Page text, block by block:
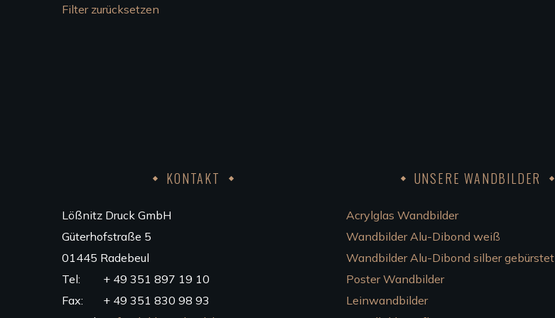
Filter zurücksetzen
KONTAKT
Lößnitz Druck GmbH
Güterhofstraße 5
01445 Radebeul
Tel: + 49 351 897 19 10
Fax: + 49 351 830 98 93
UNSERE WANDBILDER
Acrylglas Wandbilder
Wandbilder Alu-Dibond weiß
Wandbilder Alu-Dibond silber gebürstet
Poster Wandbilder
Leinwandbilder